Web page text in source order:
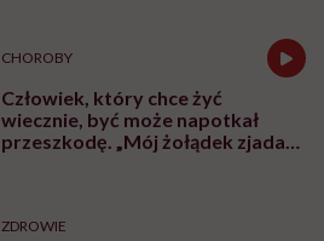
CHOROBY
Człowiek, który chce żyć
wiecznie, być może napotkał
przeszkodę. „Mój żołądek zjada
ZDROWIE